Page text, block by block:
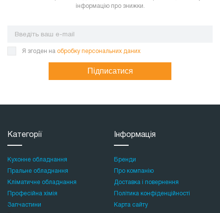
інформацію про знижки.
Я згоден на обробку персональних даних
Підписатися
Категорії
Кухонне обладнання
Пральне обладнання
Кліматичне обладнання
Професійна хімія
Запчастини
Інформація
Бренди
Про компанію
Доставка і повернення
Політика конфіденційності
Карта сайту